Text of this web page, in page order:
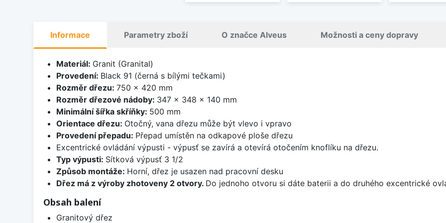
Informace Parametry zboží O značce Alveus Možnosti a ceny dopravy
Materiál: Granit (Granital)
Provedení: Black 91 (černá s bílými tečkami)
Rozměr dřezu: 750 x 420 mm
Rozměr dřezové nádoby: 347 x 348 x 140 mm
Minimální šířka skříňky: 500 mm
Orientace dřezu: Otočný, vana dřezu může být vlevo i vpravo
Provedení přepadu: Přepad umístěn na odkapové ploše dřezu
Excentrické ovládání výpusti - výpusť se zavírá a otevírá otočením knoflíku na dřezu.
Typ výpusti: Sítková výpusť 3 1/2
Způsob montáže: Horní, dřez je usazen nad pracovní desku
Dřez má z výroby zhotoveny 2 otvory. Do jednoho otvoru si dáte baterii a do druhého excentrické
Obsah balení
Granitový dřez